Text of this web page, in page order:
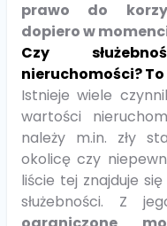
prawo do
dopiero w
Czy
nieruchomości?
Istnieje wiele
wartości
należy m.in. zły
okolicę czy
liście tej znajduje
służebności. Z